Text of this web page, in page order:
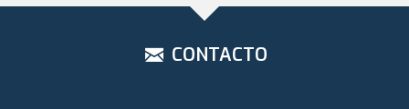
CONTACTO